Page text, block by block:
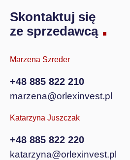
Skontaktuj się
ze sprzedawcą
Marzena Szreder
+48 885 822 210
marzena@orlexinvest.pl
Katarzyna Juszczak
+48 885 822 220
katarzyna@orlexinvest.pl